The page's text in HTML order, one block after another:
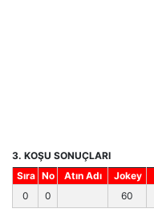
3. KOŞU SONUÇLARI
Sıra No Atın Adı Jokey
0
0 60